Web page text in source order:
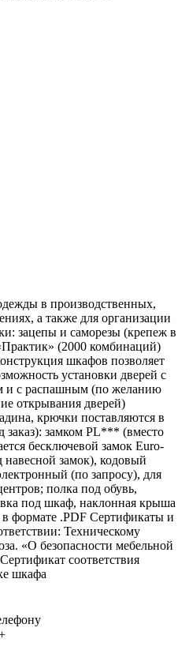
в производственных,
а также для организации
зацепы и саморезы (крепеж в
(2000 комбинаций)
шкафов позволяет
установки дверей с
и с распашным (по желанию
открывания дверей)
крючки поставляются в
заказ): замком PL*** (вместо
бесключевой замок Euro-
навесной замок), кодовый
(по запросу), для
полка под обувь,
под шкаф, наклонная крыша
в формате .PDF Cертификаты и
Техническому
«О безопасности мебельной
соответствия
шкафа